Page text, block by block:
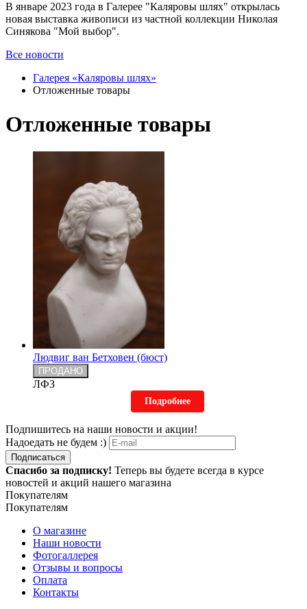
В январе 2023 года в Галерее "Каляровы шлях" открылась
новая выставка живописи из частной коллекции Николая
Синякова "Мой выбор".
Все новости
Галерея «Каляровы шлях»
Отложенные товары
Отложенные товары
Людвиг ван Бетховен (бюст)
ПРОДАНО
ЛФЗ
Подробнее
Подпишитесь на наши новости и акции!
Надоедать не будем :)
Подписаться
Спасибо за подписку! Теперь вы будете всегда в курсе
новостей и акций нашего магазина
Покупателям
Покупателям
О магазине
Наши новости
Фотогаллерея
Отзывы и вопросы
Оплата
Контакты